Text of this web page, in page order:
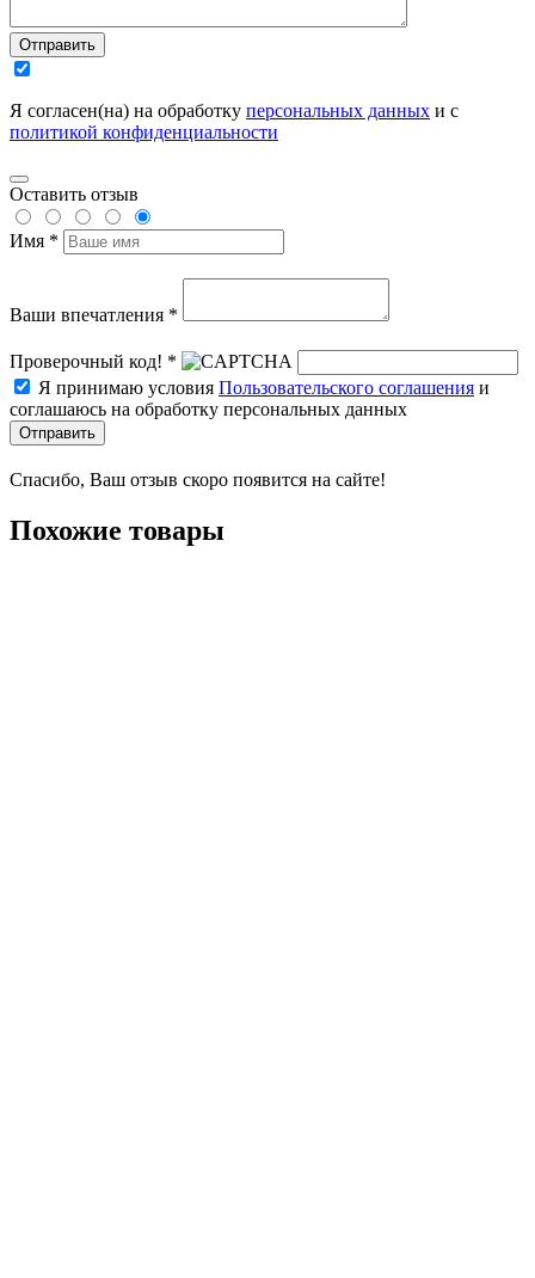
Отправить
Я согласен(на) на обработку персональных данных и с
политикой конфиденциальности
Оставить отзыв
Имя *
Ваши впечатления *
Проверочный код! *
Я принимаю условия Пользовательского соглашения и
соглашаюсь на обработку персональных данных
Отправить
Спасибо, Ваш отзыв скоро появится на сайте!
Похожие товары